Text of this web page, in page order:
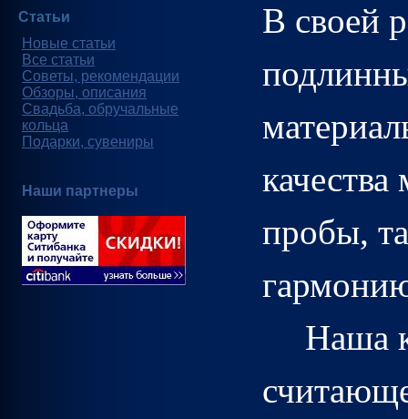
Статьи
Новые статьи
Все статьи
Советы, рекомендации
Обзоры, описания
Свадьба, обручальные
кольца
Подарки, сувениры
Наши партнеры
В своей
качества
пробы,
Наша